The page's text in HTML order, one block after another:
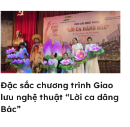
Đặc sắc chương trình Giao
lưu nghệ thuật “Lời ca dâng
Bác”